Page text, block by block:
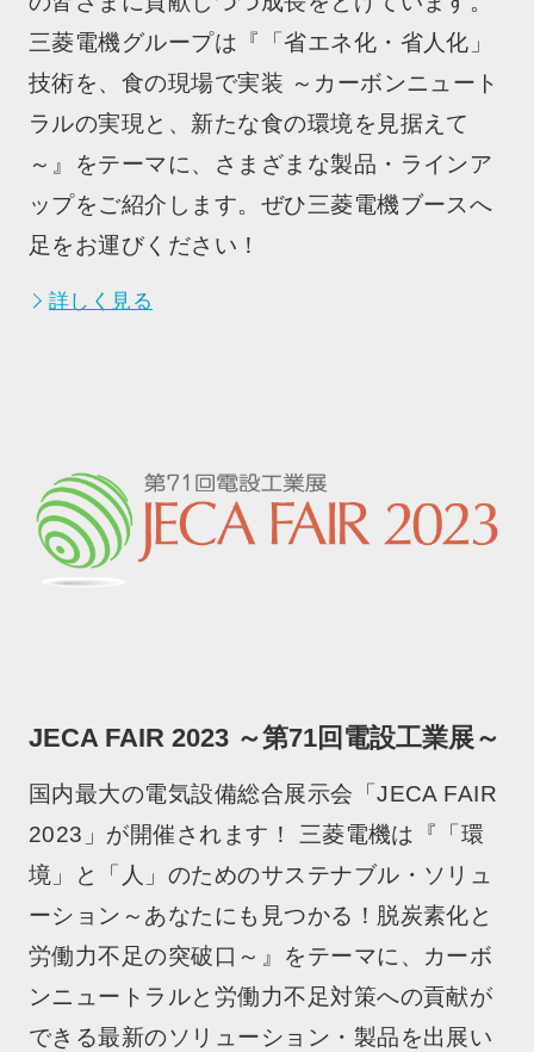
三菱電機グループは『「省エネ化・省人化」
技術を、食の現場で実装 ～カーボンニュート
ラルの実現と、新たな食の環境を見据えて
～』をテーマに、さまざまな製品・ラインア
ップをご紹介します。ぜひ三菱電機ブースへ
足をお運びください！
詳しく見る
JECA FAIR 2023 ～第71回電設工業展～
国内最大の電気設備総合展示会「JECA FAIR
2023」が開催されます！ 三菱電機は『「環
境」と「人」のためのサステナブル・ソリュ
ーション～あなたにも見つかる！脱炭素化と
労働力不足の突破口～』をテーマに、カーボ
ンニュートラルと労働力不足対策への貢献が
できる最新のソリューション・製品を出展い